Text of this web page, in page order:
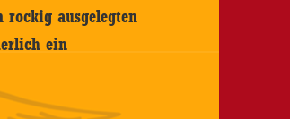
ausgelegten
ein